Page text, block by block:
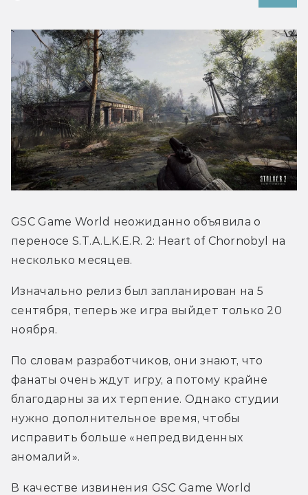
GSC Game World неожиданно объявила о
переносе S.T.A.L.K.E.R. 2: Heart of Chornobyl на
несколько месяцев.
Изначально релиз был запланирован на 5
сентября, теперь же игра выйдет только 20
ноября.
По словам разработчиков, они знают, что
фанаты очень ждут игру, а потому крайне
благодарны за их терпение. Однако студии
нужно дополнительное время, чтобы
исправить больше «непредвиденных
аномалий».
В качестве извинения GSC Game World